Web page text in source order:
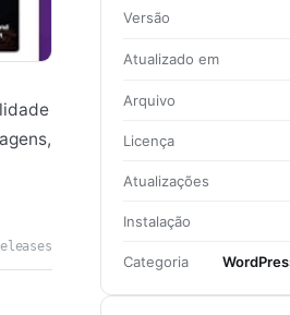
Versão
Atualizado em
Arquivo
Licença
Atualizações
Instalação
Categoria